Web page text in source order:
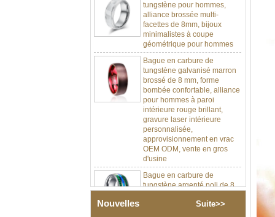
alliance brossée multi-
facettes de 8mm, bijoux
minimalistes à coupe
géométrique pour hommes
Bague en carbure de
tungstène galvanisé marron
brossé de 8 mm, forme
bombée confortable, alliance
pour hommes à paroi
intérieure rouge brillant,
gravure laser intérieure
personnalisée,
approvisionnement en vrac
OEM ODM, vente en gros
d'usine
Bague en carbure de
tungstène argenté poli de 8
mm, incrustation centrale
d'opale bleue écrasée avec
bande de malachite
Nouvelles Suite>>